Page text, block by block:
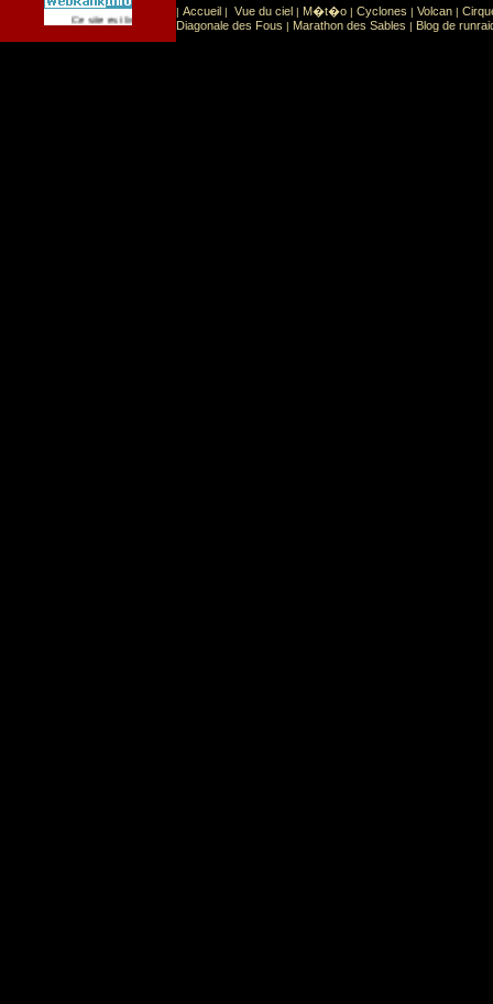
Ce site est list� dans la cat�gorie Sport: Sports extr�mes
| Accueil | Vue du ciel | M�t�o | Cyclones | Volcan |
Diagonale des Fous | Marathon des Sables | Blog de